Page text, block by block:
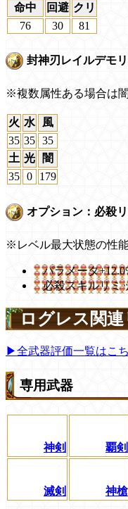
命中
回避 クリ
76
30 81
封神刃レイルデモ
※複数属性ある場合は
火 水
風
35 35 35
土 光
闇
35 0 179
オプション：必殺
※レベル最大状態の性
パラメータ
必殺スキルリミ
ログレス関連
▶全武器評価一覧はこ
専用武器
神剣 覇剣
滅剣 神槍